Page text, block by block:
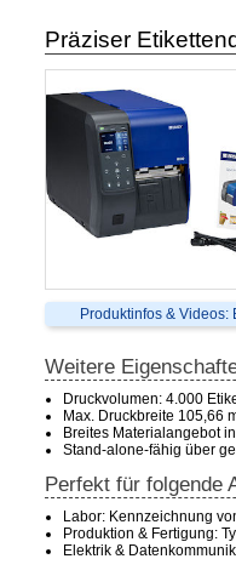
Präziser
Produktinfos & Videos:
Weitere
Druckvolumen: 4.000
Max. Druckbreite 105,66
Breites Materialangebot
Stand-alone-fähig über
Perfekt für folgende
Labor: Kennzeichnung
Produktion & Fertigung:
Elektrik &